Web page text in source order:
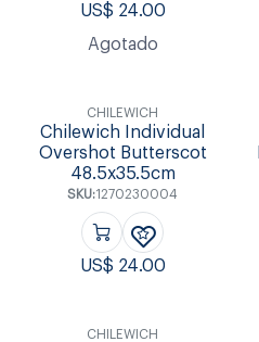
US$ 24.00
Agotado
CHILEWICH
Chilewich Individual
Overshot Butterscot
48.5x35.5cm
SKU:1270230004
US$ 24.00
CHILEWICH